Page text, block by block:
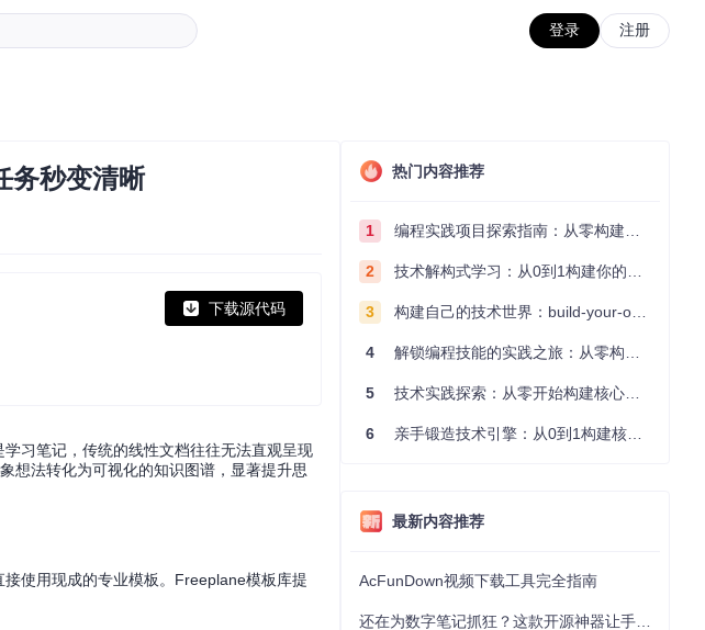
登录 注册
务秒变清晰
下载源代码
习笔记，传统的线性文档往往无法直观呈现
想法转化为可视化的知识图谱，显著提升思
使用现成的专业模板。Freeplane模板库提
热门内容推荐
1 编程实践项目探索指南：从零构建技术能力体系
2 技术解构式学习：从0到1构建你的编程知识体系
3 构建自己的技术世界：build-your-own-x项目的实践探索指南
4 解锁编程技能的实践之旅：从零构建你的技术世界
5 技术实践探索：从零开始构建核心系统的实践指南
6 亲手锻造技术引擎：从0到1构建核心系统的实践指南
最新内容推荐
AcFunDown视频下载工具完全指南